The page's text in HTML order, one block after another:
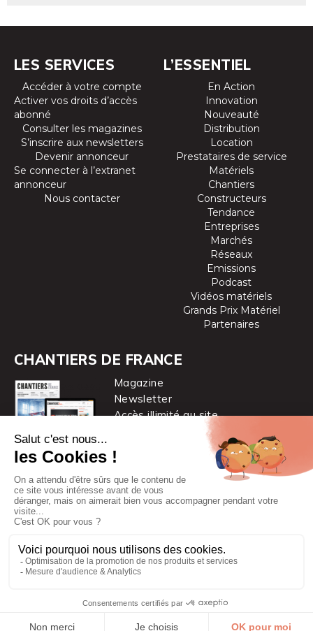
LES SERVICES
Accéder à votre compte
Activer vos droits d’accès
abonné
Consulter les magazines
S’inscrire aux newsletters
Devenir annonceur
Se connecter à l’extranet
annonceur
Nous contacter
L’ESSENTIEL
En Action
Innovation
Nouveauté
Distribution
Location
Prestataires de service
Matériels
Chantiers
Constructeurs
Tendance
Entreprises
Marchés
Réseaux
Emissions
Podcast
Vidéos matériels
Grands Prix Matériel
Partenaires
CHANTIERS DE FRANCE
Magazine
Newsletter
Accès illimité au site
Chantiers de France est une marque
| Mentions légales
Protection des données personnelles
Cookies